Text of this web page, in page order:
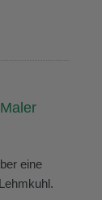
eine